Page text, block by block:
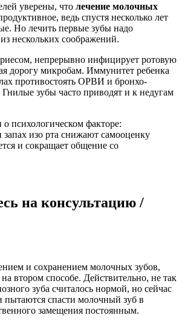
уверены, что лечение молочных
ведь спустя несколько лет
Но лечить первые зубы надо
нескольких соображений.
непрерывно инфицирует ротовую
дорогу микробам. Иммунитет ребенка
противостоять ОРВИ и бронхо-
зубы часто приводят и к недугам
психологическом факторе:
изо рта снижают самооценку
и сокращает общение со
на консультацию /
и сохранением молочных зубов,
втором способе. Действительно, не так
зуба считалось нормой, но сейчас
пытаются спасти молочный зуб в
замещения постоянным.